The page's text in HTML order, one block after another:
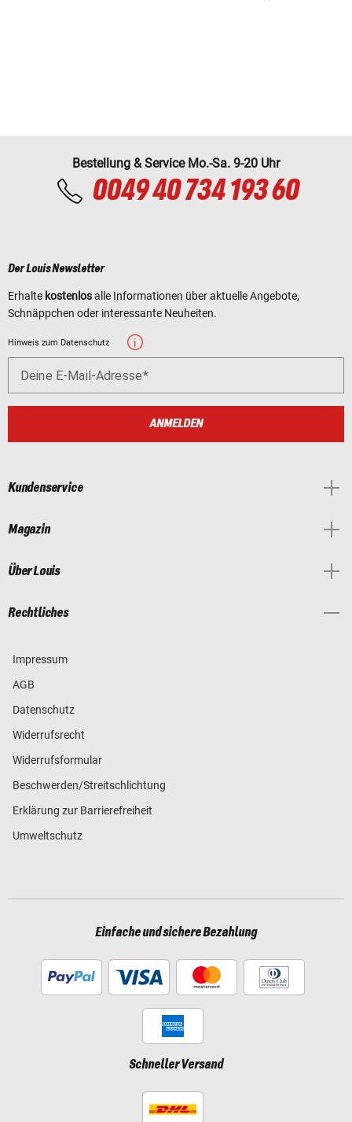
Bestellung & Service Mo.-Sa. 9-20 Uhr
0049 40 734 193 60
Der Louis Newsletter
Erhalte kostenlosalle Informationen über aktuelle Angebote,
Schnäppchen oder interessante Neuheiten.
Hinweis zum Datenschutz
Deine E-Mail-Adresse
ANMELDEN
Kundenservice
Magazin
Über Louis
Rechtliches
Impressum
AGB
Datenschutz
Widerrufsrecht
Widerrufsformular
Beschwerden/Streitschlichtung
Erklärung zur Barrierefreiheit
Umweltschutz
Einfache und sichere Bezahlung
Schneller Versand